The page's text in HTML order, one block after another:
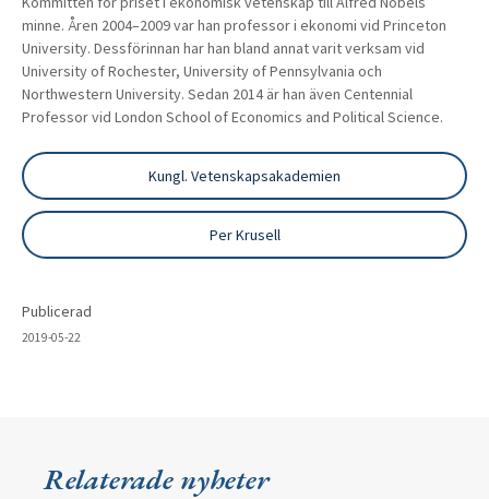
Publicerad
2019-05-22
minne. Åren 2004–2009 var han professor i ekonomi vid Princeton
University. Dessförinnan har han bland annat varit verksam vid
University of Rochester, University of Pennsylvania och
Northwestern University. Sedan 2014 är han även Centennial
Professor vid London School of Economics and Political Science.
Kungl. Vetenskapsakademien
Per Krusell
Relaterade nyheter